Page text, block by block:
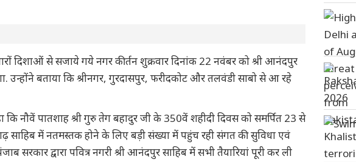
दिशाओं से सजाये गये नगर कीर्तन शुक्रवार दिनांक 22 नवंबर को श्री आनंदपुर
उन्होंने बताया कि श्रीनगर, गुरदासपुर, फरीदकोट और तलवंडी साबो से आ रहे
कि नौवें पातशाह श्री गुरु तेग बहादुर जी के 350वें शहीदी दिवस को समर्पित 23 से
साहिब में नतमस्तक होने के लिए बड़ी संख्या में पहुंच रही संगत की सुविधा एवं
सरकार द्वारा पवित्र नगरी श्री आनंदपुर साहिब में सभी तैयारियां पूरी कर ली